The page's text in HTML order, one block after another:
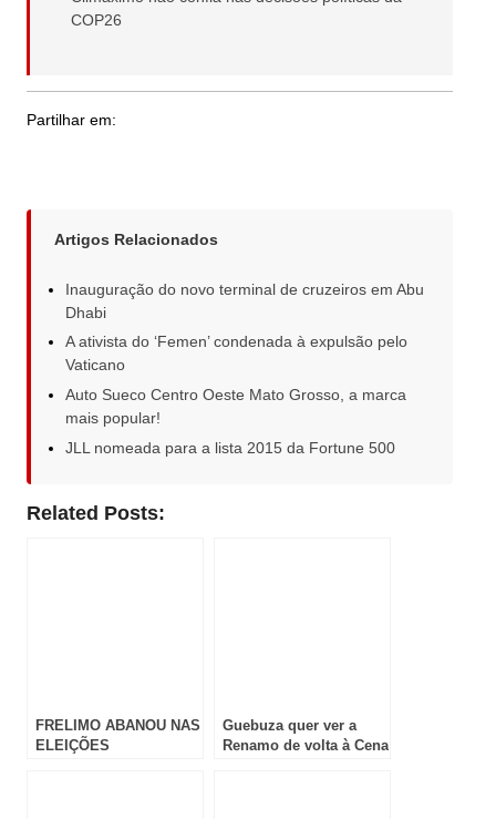
COP26
Partilhar em:
Artigos Relacionados
Inauguração do novo terminal de cruzeiros em Abu
Dhabi
A ativista do ‘Femen’ condenada à expulsão pelo
Vaticano
Auto Sueco Centro Oeste Mato Grosso, a marca
mais popular!
JLL nomeada para a lista 2015 da Fortune 500
Related Posts:
FRELIMO ABANOU NAS
ELEIÇÕES
Guebuza quer ver a
Renamo de volta à Cena